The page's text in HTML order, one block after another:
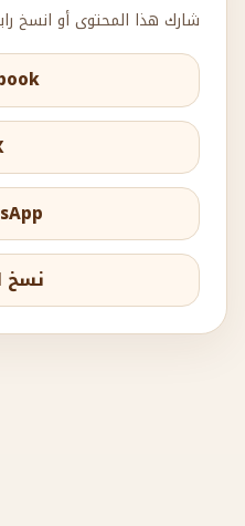
شارك هذا المحتوى أو انسخ
نسخ